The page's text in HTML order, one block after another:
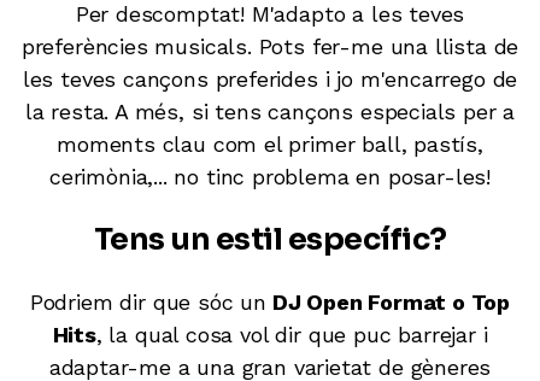
Per descomptat! M'adapto a les teves
preferències musicals. Pots fer-me una llista de
les teves cançons preferides i jo m'encarrego de
la resta. A més, si tens cançons especials per a
moments clau com el primer ball, pastís,
cerimònia,... no tinc problema en posar-les!
Tens un estil específic?
Podriem dir que sóc un DJ Open Format o Top
Hits, la qual cosa vol dir que puc barrejar i
adaptar-me a una gran varietat de gèneres